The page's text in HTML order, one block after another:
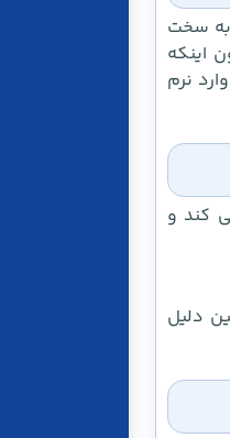
به سخت
اینکه
نرم
کند و
دلیل